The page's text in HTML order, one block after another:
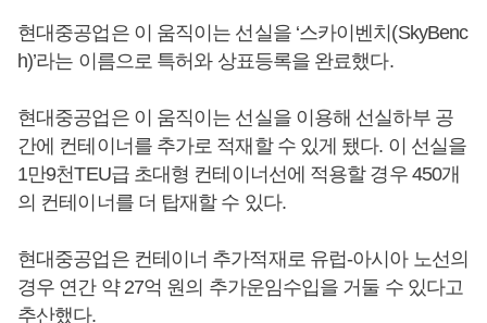
현대중공업은 이 움직이는 선실을 ‘스카이벤치(SkyBenc
h)’라는 이름으로 특허와 상표등록을 완료했다.
현대중공업은 이 움직이는 선실을 이용해 선실하부 공
간에 컨테이너를 추가로 적재할 수 있게 됐다. 이 선실을
1만9천TEU급 초대형 컨테이너선에 적용할 경우 450개
의 컨테이너를 더 탑재할 수 있다.
현대중공업은 컨테이너 추가적재로 유럽-아시아 노선의
경우 연간 약 27억 원의 추가운임수입을 거둘 수 있다고
추산했다.